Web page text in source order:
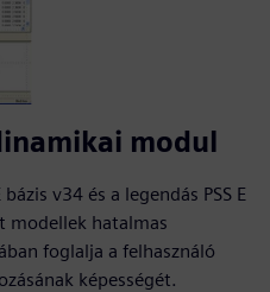
modul
v34 és a legendás PSS E
modellek hatalmas
foglalja a felhasználó
képességét.